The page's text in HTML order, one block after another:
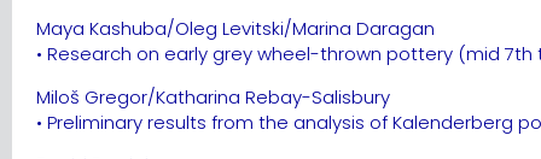
Maya Kashuba/Oleg Levitski/Marina Daragan
• Research on early grey wheel-thrown pottery (mid
Miloš Gregor/Katharina Rebay-Salisbury
• Preliminary results from the analysis of